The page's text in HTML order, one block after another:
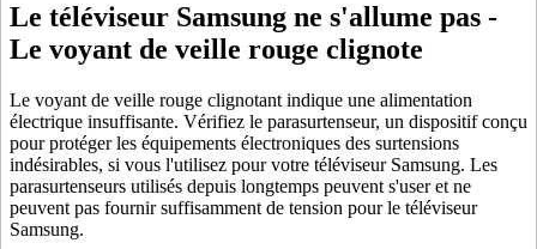
Le téléviseur Samsung ne s'allume pas -
Le voyant de veille rouge clignote
Le voyant de veille rouge clignotant indique une alimentation
électrique insuffisante. Vérifiez le parasurtenseur, un dispositif conçu
pour protéger les équipements électroniques des surtensions
indésirables, si vous l'utilisez pour votre téléviseur Samsung. Les
parasurtenseurs utilisés depuis longtemps peuvent s'user et ne
peuvent pas fournir suffisamment de tension pour le téléviseur
Samsung.